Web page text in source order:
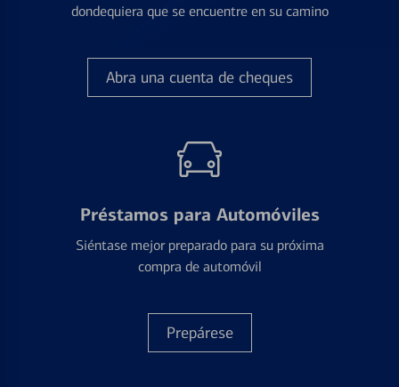
dondequiera que se encuentre en su camino
Abra una cuenta de cheques
Préstamos para Automóviles
Siéntase mejor preparado para su próxima
compra de automóvil
Prepárese